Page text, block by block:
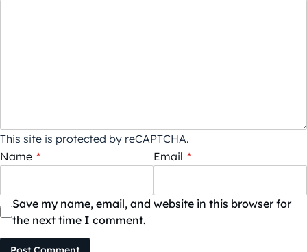
This site is protected by reCAPTCHA.
Name * Email *
Save my name, email, and website in this browser for
the next time I comment.